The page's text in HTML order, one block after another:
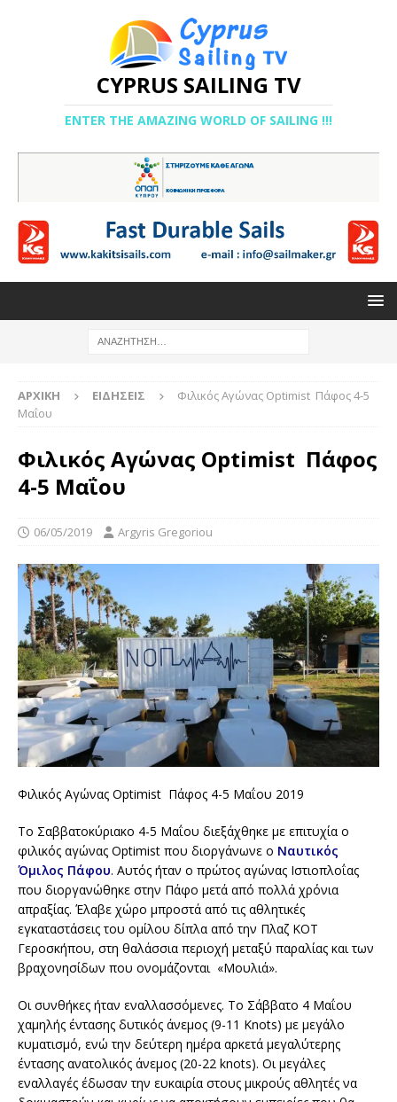
CYPRUS SAILING TV
ENTER THE AMAZING WORLD OF SAILING !!!
ΑΡΧΙΚΉ ΕΙΔΉΣΕΙΣ
Φιλικός Αγώνας Optimist Πάφος 4-5
Μαΐου
Φιλικός Αγώνας Optimist Πάφος
4-5 Μαΐου
06/05/2019 Argyris Gregoriou
Φιλικός Αγώνας Optimist Πάφος 4-5 Μαΐου 2019
Το Σαββατοκύριακο 4-5 Μαΐου διεξάχθηκε με επιτυχία ο
φιλικός αγώνας Optimist που διοργάνωνε ο Ναυτικός
Όμιλος Πάφου. Αυτός ήταν ο πρώτος αγώνας Ιστιοπλοΐας
που διοργανώθηκε στην Πάφο μετά από πολλά χρόνια
απραξίας. Έλαβε χώρο μπροστά από τις αθλητικές
εγκαταστάσεις του ομίλου δίπλα από την Πλαζ ΚΟΤ
Γεροσκήπου, στη θαλάσσια περιοχή μεταξύ παραλίας και των
βραχονησίδων που ονομάζονται «Μουλιά».
Οι συνθήκες ήταν εναλλασσόμενες. Το Σάββατο 4 Μαΐου
χαμηλής έντασης δυτικός άνεμος (9-11 Knots) με μεγάλο
κυματισμό, ενώ την δεύτερη ημέρα αρκετά μεγαλύτερης
έντασης ανατολικός άνεμος (20-22 knots). Οι μεγάλες
εναλλαγές έδωσαν την ευκαιρία στους μικρούς αθλητές να